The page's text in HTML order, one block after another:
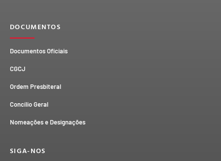
DOCUMENTOS
Documentos Oficiais
CGCJ
Ordem Presbiteral
Concílio Geral
Nomeações e Designações
SIGA-NOS